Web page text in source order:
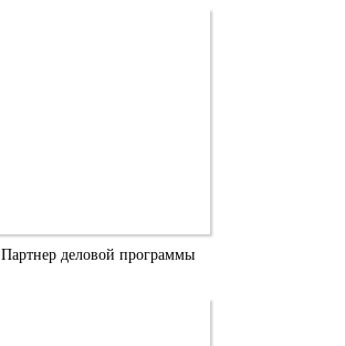
Партнер деловой программы